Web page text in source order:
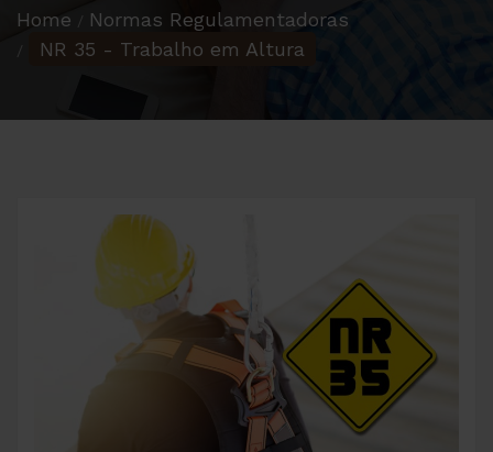
Home
Normas Regulamentadoras
NR 35 - Trabalho em Altura